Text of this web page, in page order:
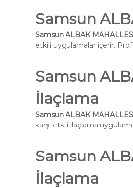
Samsun
Samsun ALBAK
etkili uygulamalar içerir.
Samsun
İlaçlama
Samsun ALBAK
karşı etkili ilaçlama
Samsun
İlaçlama